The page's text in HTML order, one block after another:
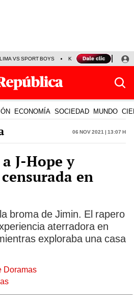
VS SPORT BOYS KENJI FUJIMORI
ECONOMÍA SOCIEDAD MUNDO
06 Nov 2021 | 13:07 h
J-Hope y
en
broma de Jimin. El rapero
aterradora en
exploraba una casa
Doramas